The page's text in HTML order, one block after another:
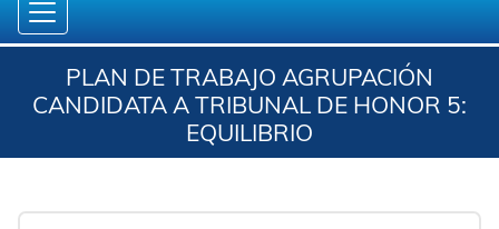
PLAN DE TRABAJO AGRUPACIÓN
CANDIDATA A TRIBUNAL DE HONOR 5:
EQUILIBRIO